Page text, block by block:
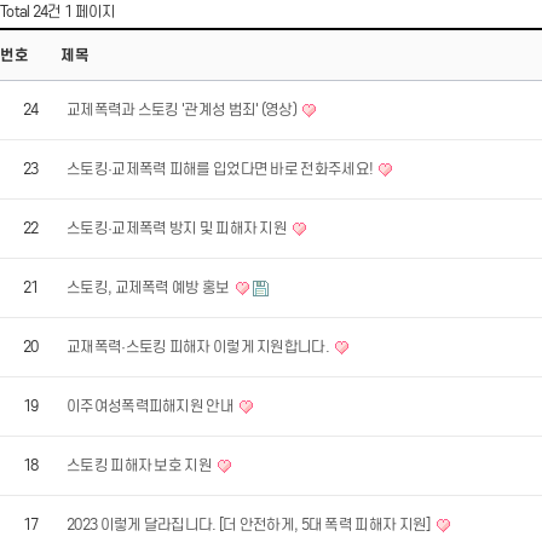
Total 24건 1 페이지
번호 제목
24 교제폭력과 스토킹 '관계성 범죄' (영상)
23 스토킹·교제폭력 피해를 입었다면 바로 전화주세요!
22 스토킹·교제폭력 방지 및 피해자 지원
21 스토킹, 교제폭력 예방 홍보
20 교재폭력·스토킹 피해자 이렇게 지원합니다.
19 이주여성폭력피해지원 안내
18 스토킹 피해자 보호 지원
17 2023 이렇게 달라집니다. [더 안전하게, 5대 폭력 피해자 지원]